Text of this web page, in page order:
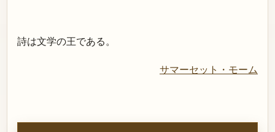
詩は文学の王である。
サマーセット・モーム